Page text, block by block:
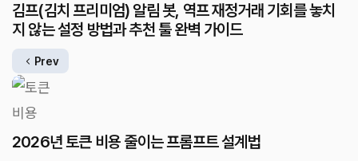
김프(김치 프리미엄) 알림 봇, 역프 재정거래 기회를 놓치
지 않는 설정 방법과 추천 툴 완벽 가이드
Prev
2026년 토큰 비용 줄이는 프롬프트 설계법